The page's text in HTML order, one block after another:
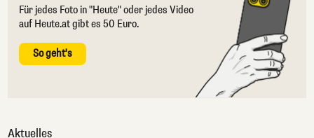
Für jedes Foto in "Heute" oder jedes Video
auf Heute.at gibt es 50 Euro.
So geht's
Aktuelles